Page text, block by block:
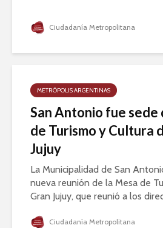
Ciudadanía Metropolitana
METRÓPOLIS ARGENTINAS
San Antonio fue sede
de Turismo y Cultura
Jujuy
La Municipalidad de San
nueva reunión de la Mesa de
Gran Jujuy, que reunió a los
Ciudadanía Metropolitana